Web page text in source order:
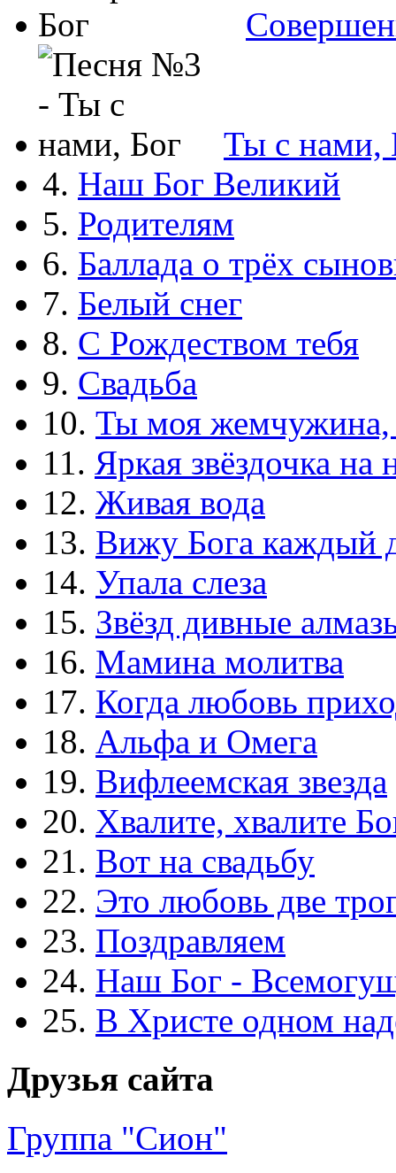
Ты с нами,
4. Наш Бог Великий
5. Родителям
6. Баллада о трёх
7. Белый снег
8. С Рождеством тебя
9. Свадьба
10. Ты моя жемчужина,
11. Яркая звёздочка на
12. Живая вода
13. Вижу Бога каждый
14. Упала слеза
15. Звёзд дивные
16. Мамина молитва
17. Когда любовь
18. Альфа и Омега
19. Вифлеемская звезда
20. Хвалите, хвалите
21. Вот на свадьбу
22. Это любовь две
23. Поздравляем
24. Наш Бог -
25. В Христе одном
Друзья сайта
Группа "Сион"